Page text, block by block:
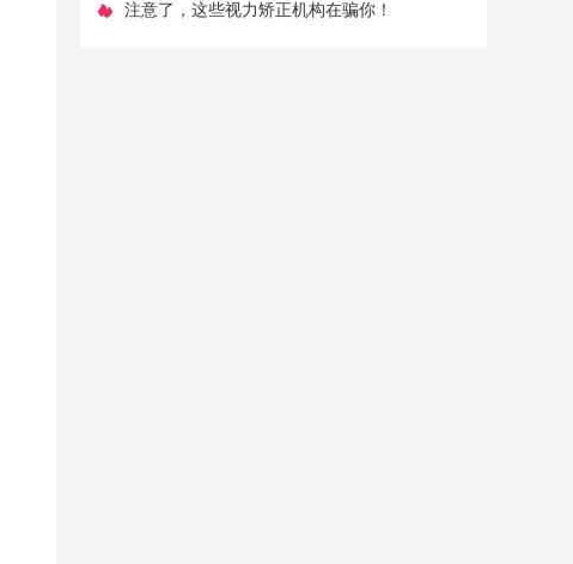
批复，收费期限30年
​注意了，这些视力矫正机构在骗你！